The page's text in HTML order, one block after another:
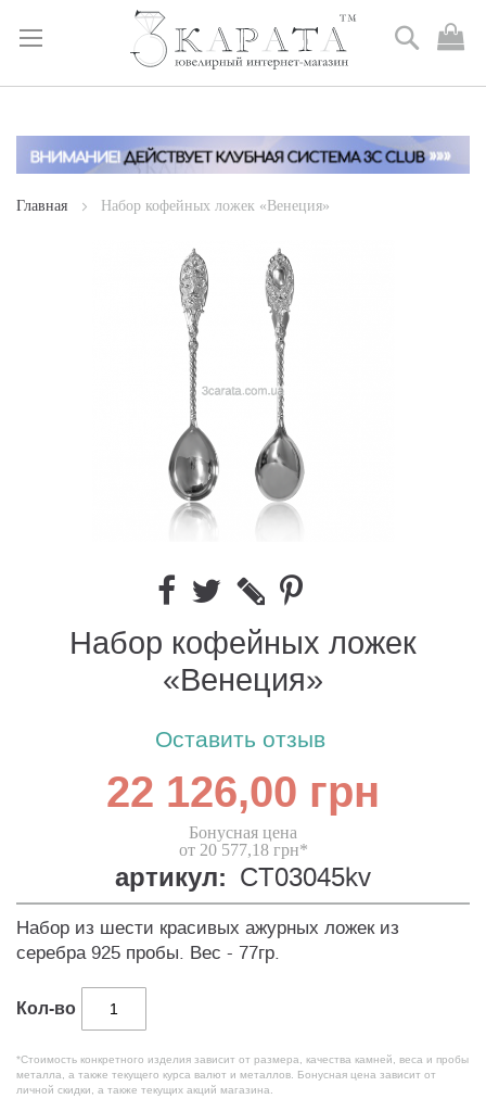
Skip
Content
Поиск
Главная Набор кофейных ложек «Венеция»
Набор кофейных ложек
«Венеция»
Оставить отзыв
22 126,00 грн
Бонусная цена
от 20 577,18 грн*
артикул: CT03045kv
Набор из шести красивых ажурных ложек из
серебра 925 пробы. Вес - 77гр.
Кол-во
*Стоимость конкретного изделия зависит от размера, качества камней, веса и пробы
металла, а также текущего курса валют и металлов. Бонусная цена зависит от
личной скидки, а также текущих акций магазина.